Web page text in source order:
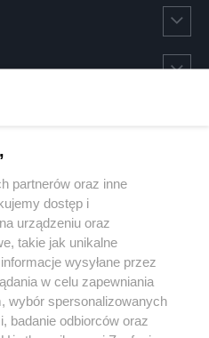
partnerów oraz inne
dostęp i
urządzeniu oraz
takie jak unikalne
wysyłane przez
w celu zapewniania
wybór spersonalizowanych
badanie odbiorców oraz